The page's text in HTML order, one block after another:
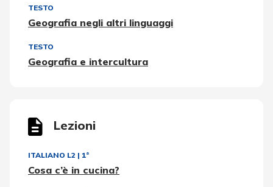
TESTO
Geografia negli altri linguaggi
TESTO
Geografia e intercultura
Lezioni
ITALIANO L2 | 1ª
Cosa c’è in cucina?